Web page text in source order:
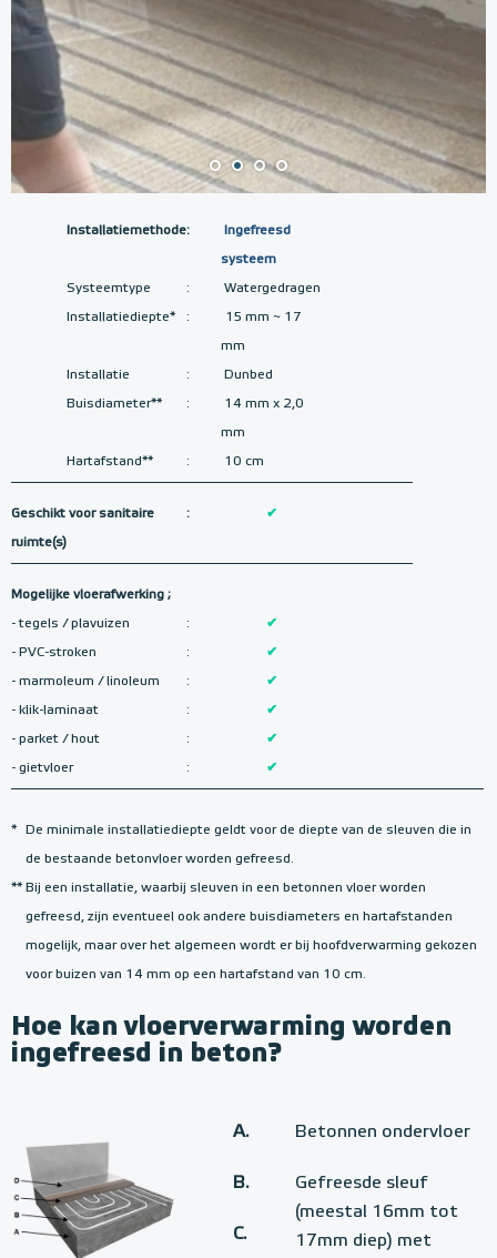
Installatiemethode: Ingefreesd
systeem
Systeemtype : Watergedragen
Installatiediepte* : 15 mm ~ 17
mm
Installatie : Dunbed
Buisdiameter** : 14 mm x 2,0
mm
Hartafstand** : 10 cm
Geschikt voor sanitaire
ruimte(s)
: ✔
Mogelijke vloerafwerking ;
- tegels / plavuizen
- PVC-stroken
- marmoleum / linoleum
- klik-laminaat
- parket / hout
- gietvloer
:
:
:
:
:
:
✔
✔
✔
✔
✔
✔
* De minimale installatiediepte geldt voor de diepte van de sleuven die in
de bestaande betonvloer worden gefreesd.
** Bij een installatie, waarbij sleuven in een betonnen vloer worden
gefreesd, zijn eventueel ook andere buisdiameters en hartafstanden
mogelijk, maar over het algemeen wordt er bij hoofdverwarming gekozen
voor buizen van 14 mm op een hartafstand van 10 cm.
Hoe kan vloerverwarming worden
ingefreesd in beton?
A.
B.
C.
Betonnen ondervloer
Gefreesde sleuf
(meestal 16mm tot
17mm diep) met